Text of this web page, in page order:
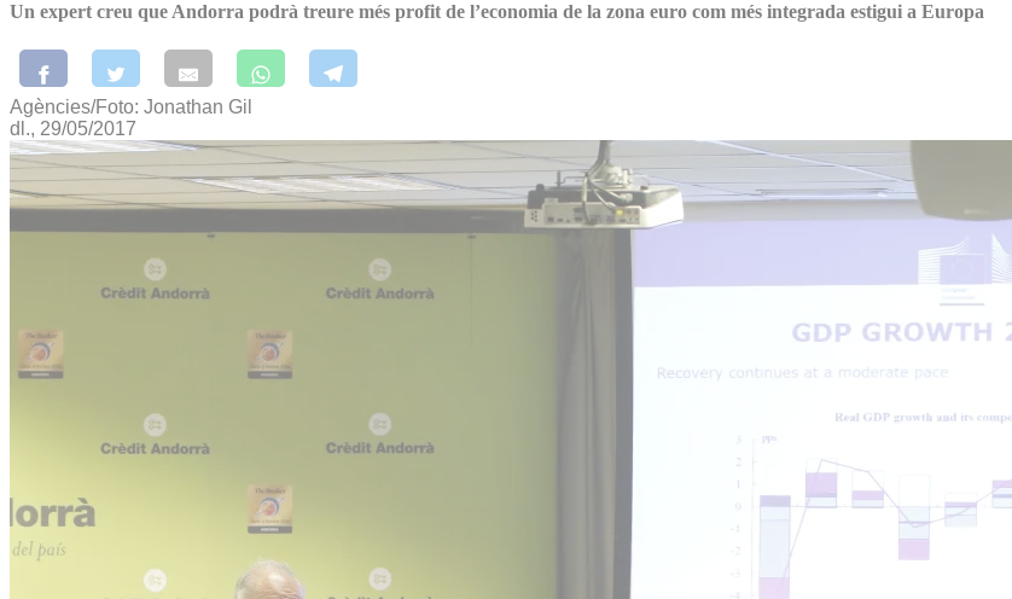
Un expert creu que Andorra podrà treure més profit de l’economia de la zona euro com més integrada estigui a Europa
Agències/Foto: Jonathan Gil
dl., 29/05/2017